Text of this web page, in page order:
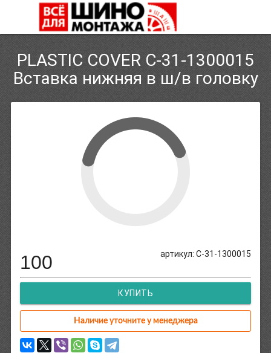
PLASTIC COVER C-31-1300015
Вставка нижняя в ш/в головку
артикул: C-31-1300015
100
КУПИТЬ
Наличие уточните у менеджера